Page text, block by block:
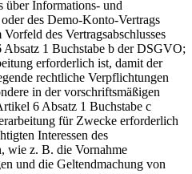
über Informations- und
des Demo-Konto-Vertrags
des Vertragsabschlusses
1 Buchstabe b der DSGVO;
erforderlich ist, damit der
rechtliche Verpflichtungen
in der vorschriftsmäßigen
6 Absatz 1 Buchstabe c
für Zwecke erforderlich
Interessen des
wie z. B. die Vornahme
und die Geltendmachung von